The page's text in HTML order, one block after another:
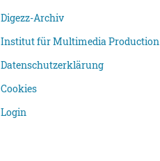
Digezz-Archiv
Institut für Multimedia Production
Datenschutzerklärung
Cookies
Login